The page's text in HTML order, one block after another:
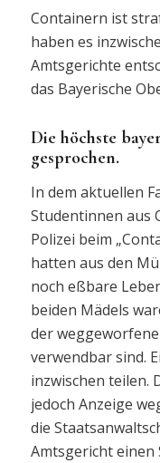
Containern ist
haben es
Amtsgerichte
das Bayerische
Die höchste
gesprochen.
In dem aktuellen
Studentinnen aus
Polizei beim
hatten aus den
noch eßbare
beiden Mädels
der
verwendbar sind.
inzwischen teilen.
jedoch Anzeige
die
Amtsgericht